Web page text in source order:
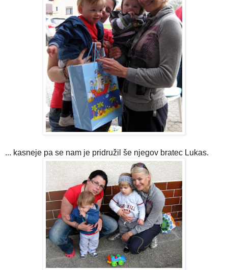
... kasneje pa se nam je pridružil še njegov bratec Lukas.